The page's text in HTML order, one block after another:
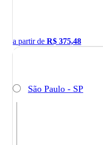
a partir de R$ 375,48
São Paulo - SP